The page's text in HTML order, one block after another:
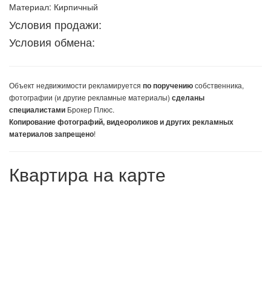
Материал: Кирпичный
Условия продажи:
Условия обмена:
Объект недвижимости рекламируется по поручениюсобственника,
фотографии (и другие рекламные материалы) сделаны
специалистами Брокер Плюс.
Копирование фотографий, видеороликов и других рекламных
материалов запрещено!
Квартира на карте